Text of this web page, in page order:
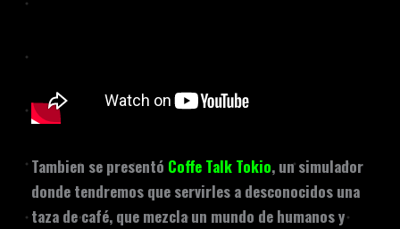
Tambien se presentó Coffe Talk Tokio, un simulador
donde tendremos que servirles a desconocidos una
taza de café, que mezcla un mundo de humanos y